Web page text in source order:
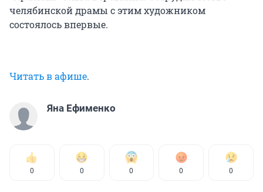
челябинской драмы с этим художником
состоялось впервые.
Читать в афише.
Яна Ефименко
0 0 0 0 0